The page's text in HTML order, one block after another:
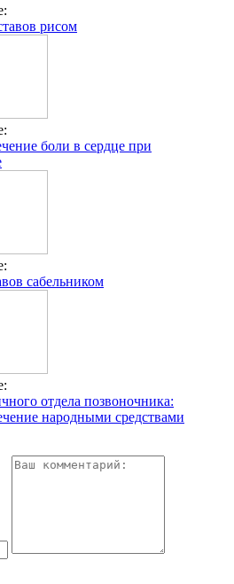
рисом
боли в сердце при
сабельником
отдела позвоночника:
народными средствами